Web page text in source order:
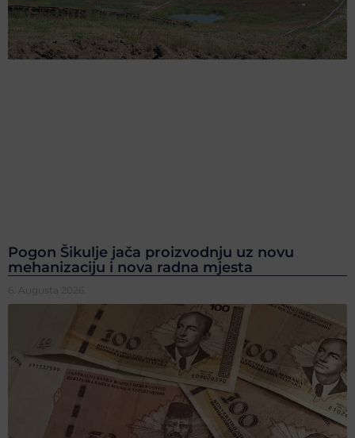
Pogon Šikulje jača proizvodnju uz novu
mehanizaciju i nova radna mjesta
6. Augusta 2026.